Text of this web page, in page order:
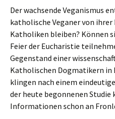
Der wachsende Veganismus
katholische Veganer von
Katholiken bleiben? Können
Feier der Eucharistie
Gegenstand einer
Katholischen Dogmatikern in
klingen nach einem
der heute begonnenen
Informationen schon an